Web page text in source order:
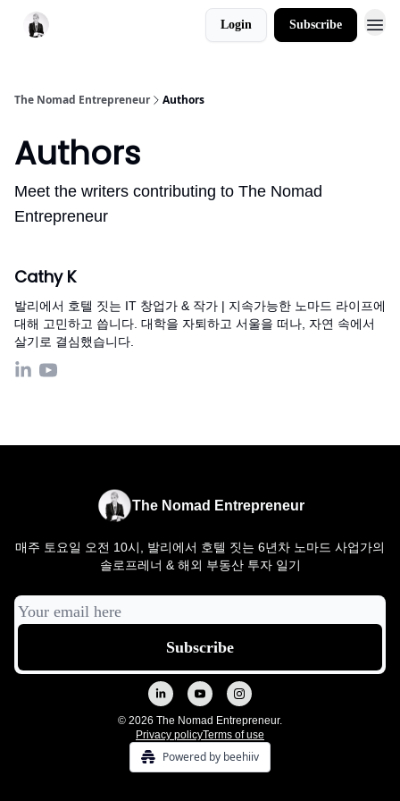
Login Subscribe
The Nomad Entrepreneur Authors
Authors
Meet the writers contributing to The Nomad
Entrepreneur
Cathy K
발리에서 호텔 짓는 IT 창업가 & 작가 | 지속가능한 노마드 라이프에
대해 고민하고 씁니다. 대학을 자퇴하고 서울을 떠나, 자연 속에서
살기로 결심했습니다.
The Nomad Entrepreneur
매주 토요일 오전 10시, 발리에서 호텔 짓는 6년차 노마드 사업가의
솔로프레너 & 해외 부동산 투자 일기
© 2026 The Nomad Entrepreneur.
Privacy policyTerms of use
Powered by beehiiv